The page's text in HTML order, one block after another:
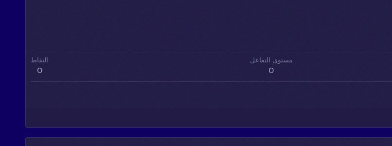
مستوى التفاعل
0
النقاط
0